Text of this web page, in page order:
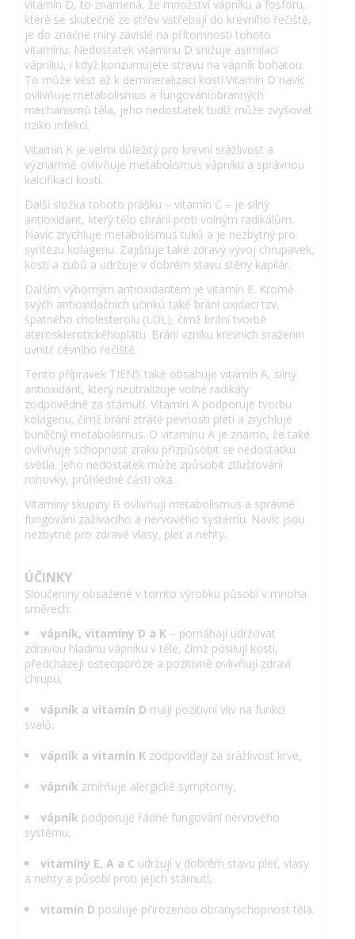
vitamín D, to znamená, že množství vápníku a fosforu,
které se skutečně ze střev vstřebají do krevního řečiště,
je do značné míry závislé na přítomnosti tohoto
vitamínu. Nedostatek vitamínu D snižuje asimilaci
vápníku, i když konzumujete stravu na vápník bohatou.
To může vést až k demineralizaci kostí.Vitamín D navíc
ovlivňuje metabolismus a fungováníobranných
mechanismů těla, jeho nedostatek tudíž může zvyšovat
riziko infekcí.
Vitamín K je velmi důležitý pro krevní srážlivost a
významně ovlivňuje metabolismus vápníku a správnou
kalcifikaci kostí.
Další složka tohoto prášku – vitamín C – je silný
antioxidant, který tělo chrání proti volným radikálům.
Navíc zrychluje metabolismus tuků a je nezbytný pro
syntézu kolagenu. Zajišťuje také zdravý vývoj chrupavek,
kostí a zubů a udržuje v dobrém stavu stěny kapilár.
Dalším výborným antioxidantem je vitamín E. Kromě
svých antioxidačních účinků také brání oxidaci tzv.
špatného cholesterolu (LDL), čímž brání tvorbě
aterosklerotickéhoplátu. Brání vzniku krevních sraženin
uvnitř cévního řečiště.
Tento přípravek TIENS také obsahuje vitamín A, silný
antioxidant, který neutralizuje volné radikály
zodpovědné za stárnutí. Vitamín A podporuje tvorbu
kolagenu, čímž brání ztrátě pevnosti pleti a zrychluje
buněčný metabolismus. O vitamínu A je známo, že také
ovlivňuje schopnost zraku přizpůsobit se nedostatku
světla. Jeho nedostatek může způsobit ztlušťování
rohovky, průhledné části oka.
Vitamíny skupiny B ovlivňují metabolismus a správné
fungování zažívacího a nervového systému. Navíc jsou
nezbytné pro zdravé vlasy, pleť a nehty.
ÚČINKY
Sloučeniny obsažené v tomto výrobku působí v mnoha
směrech:
vápník, vitamíny D a K – pomáhají udržovat
zdravou hladinu vápníku v těle, čímž posilují kosti,
předcházejí osteoporóze a pozitivně ovlivňují zdraví
chrupu,
vápník a vitamín D mají pozitivní vliv na funkci
svalů,
vápník a vitamín K zodpovídají za srážlivost krve,
vápník zmírňuje alergické symptomy,
vápník podporuje řádné fungování nervového
systému,
vitamíny E, A a C udržují v dobrém stavu pleť, vlasy
a nehty a působí proti jejich stárnutí,
vitamín D posiluje přirozenou obranyschopnost těla.